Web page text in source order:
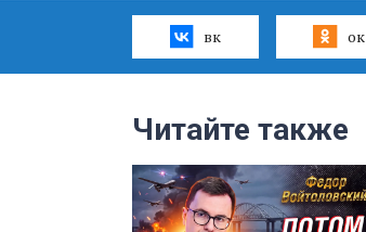
вк ок
Читайте также